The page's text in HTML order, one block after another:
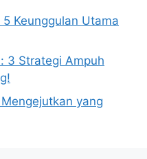
Keunggulan Utama
3 Strategi Ampuh
yang